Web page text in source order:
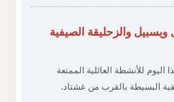
جبل ويسبيل والزحليقة الصيفية
للأنشطة العائلية الممتعة
البسيطة بالقرب من غشتاد.